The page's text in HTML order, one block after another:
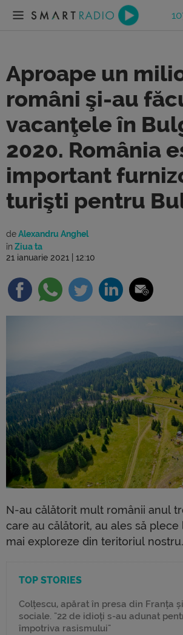
Aproape un
români şi-au
vacanţele în
2020. România
important
turişti pentru
deAlexandru Anghel
în Ziua ta
21 ianuarie 2021 | 12:10
N-au călătorit mult românii anul
care au călătorit, au ales să plece
mai exploreze din teritoriul nostru.
TOP STORIES
Colțescu, apărat în presa din Franța
sociale. "22 de idioți s-au adunat
împotriva rasismului"